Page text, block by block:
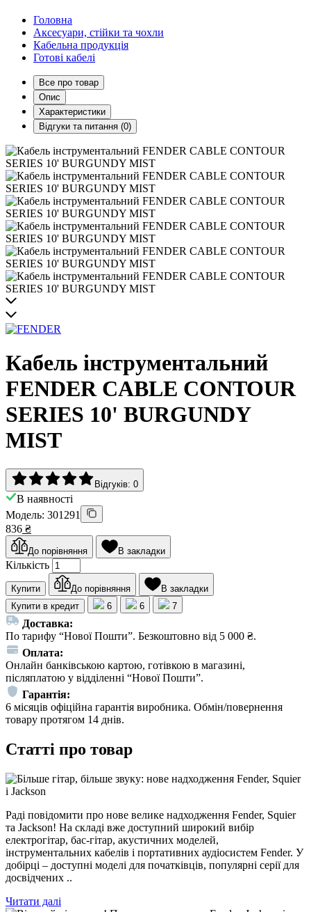
Головна
Аксесуари, стійки та чохли
Кабельна продукція
Готові кабелі
Все про товар
Опис
Характеристики
Відгуки та питання (0)
Кабель інструментальний
FENDER CABLE CONTOUR
SERIES 10' BURGUNDY
MIST
Відгуків: 0
В наявності
Модель: 301291
836 ₴
До порівняння В закладки
Кількість
Купити До порівняння
В закладки
Купити в кредит
6 6 7
Доставка:
По тарифу “Нової Пошти”. Безкоштовно від 5 000 ₴.
Оплата:
Онлайн банківською картою, готівкою в магазині,
післяплатою у відділенні “Нової Пошти”.
Гарантія:
6 місяців офіційна гарантія виробника. Обмін/повернення
товару протягом 14 днів.
Статті про товар
Раді повідомити про нове велике надходження Fender, Squier
та Jackson! На складі вже доступний широкий вибір
електрогітар, бас-гітар, акустичних моделей,
інструментальних кабелів і портативних аудіосистем Fender. У
добірці – доступні моделі для початківців, популярні серії для
досвідчених ..
Читати далі